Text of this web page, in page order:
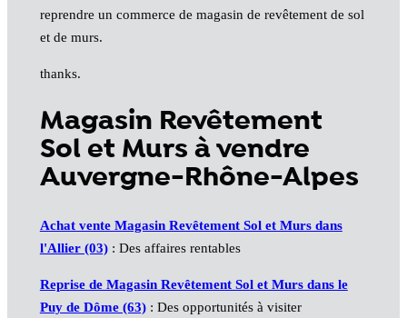
reprendre un commerce de magasin de revêtement de sol
et de murs.
thanks.
Magasin Revêtement
Sol et Murs à vendre
Auvergne-Rhône-Alpes
Achat vente Magasin Revêtement Sol et Murs dans
l'Allier (03): Des affaires rentables
Reprise de Magasin Revêtement Sol et Murs dans le
Puy de Dôme (63): Des opportunités à visiter